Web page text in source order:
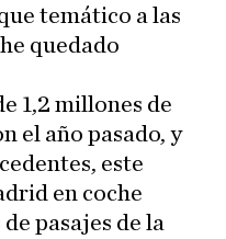
temático a las
quedado
1,2 millones de
el año pasado, y
este
en coche
pasajes de la